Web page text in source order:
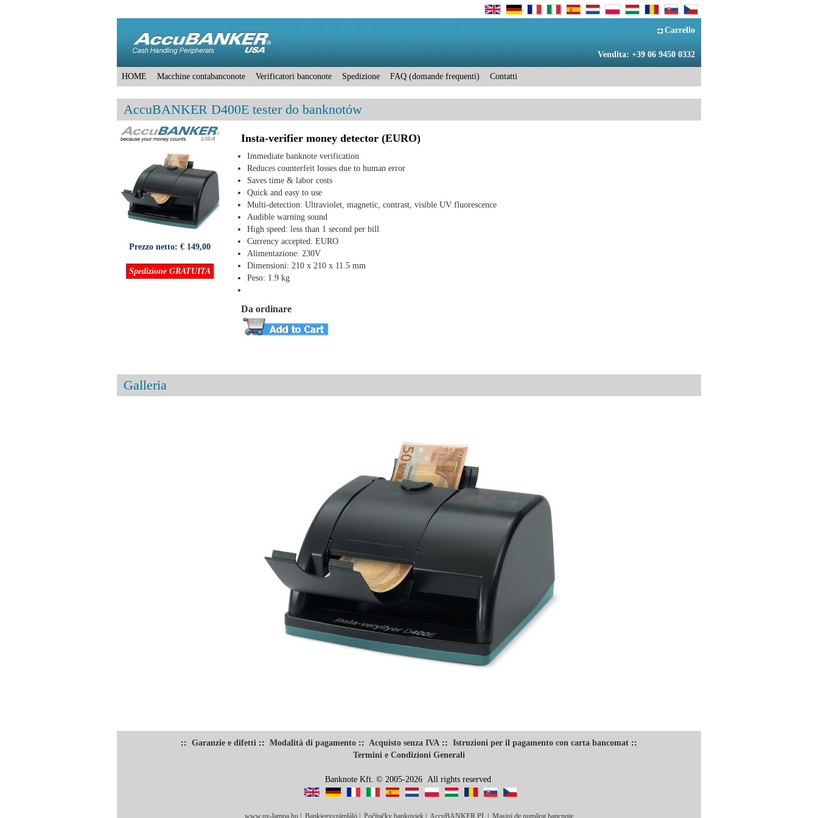
Carrello
Vendita: +39 06 9450 0332
HOME Macchine contabanconote Verificatori banconote Spedizione FAQ (domande frequenti) Contatti
AccuBANKER D400E tester do banknotów
Prezzo netto: € 149,00
Spedizione GRATUITA
Insta-verifier money detector (EURO)
Immediate banknote verification
Reduces counterfeit losses due to human error
Saves time & labor costs
Quick and easy to use
Multi-detection: Ultraviolet, magnetic, contrast, visible UV fluorescence
Audible warning sound
High speed: less than 1 second per bill
Currency accepted: EURO
Alimentazione: 230V
Dimensioni: 210 x 210 x 11.5 mm
Peso: 1.9 kg
Da ordinare
Galleria
:: Garanzie e difetti :: Modalità di pagamento :: Acquisto senza IVA :: Istruzioni per il pagamento con carta bancomat ::
Termini e Condizioni Generali
Banknote Kft. © 2005-2026 All rights reserved
www.uv-lampa.hu Bankjegyszámláló Počítačky bankoviek AccuBANKER PL Maşini de numărat bancnote